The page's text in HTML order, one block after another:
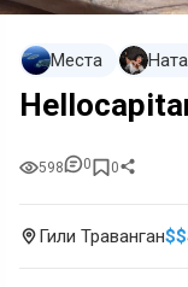
Места
598 0 0
Гили Траванган$$